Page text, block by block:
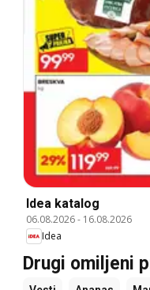
Idea katalog
06.08.2026- 16.08.2026
Idea
Drugi omiljeni